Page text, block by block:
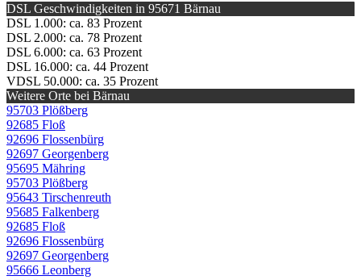
DSL Geschwindigkeiten in 95671 Bärnau
DSL 1.000: ca. 83 Prozent
DSL 2.000: ca. 78 Prozent
DSL 6.000: ca. 63 Prozent
DSL 16.000: ca. 44 Prozent
VDSL 50.000: ca. 35 Prozent
Weitere Orte bei Bärnau
95703 Plößberg
92685 Floß
92696 Flossenbürg
92697 Georgenberg
95695 Mähring
95703 Plößberg
95643 Tirschenreuth
95685 Falkenberg
92685 Floß
92696 Flossenbürg
92697 Georgenberg
95666 Leonberg